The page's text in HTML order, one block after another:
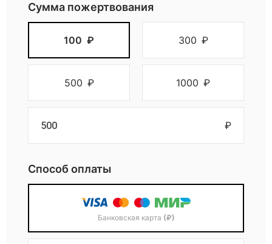
Сумма пожертвования
100 ₽ 300 ₽
500 ₽ 1000 ₽
₽
Способ оплаты
Банковская карта (₽)